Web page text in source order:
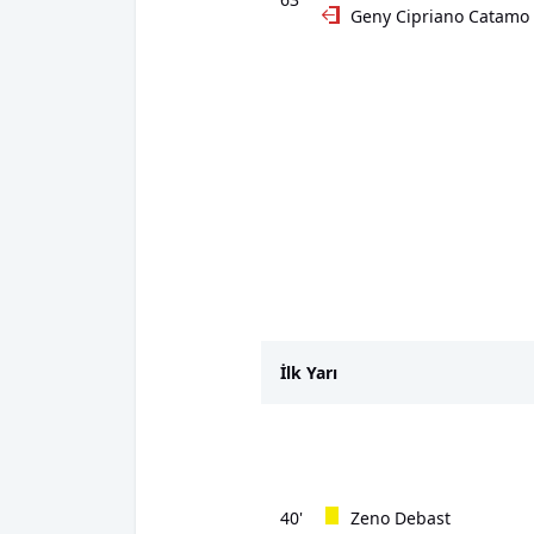
Geny Cipriano Catamo
İlk Yarı
40' Zeno Debast